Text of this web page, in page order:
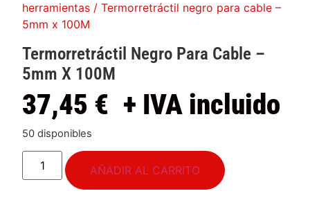
herramientas / Termorretráctil negro para cable –
5mm x 100M
Termorretráctil Negro Para Cable –
5mm X 100M
37,45 € + IVA incluido
50 disponibles
AÑADIR AL CARRITO